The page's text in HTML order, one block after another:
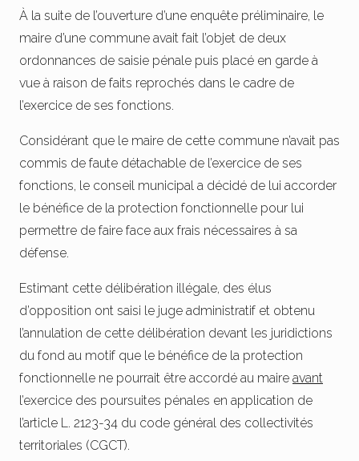
À la suite de l’ouverture d’une enquête préliminaire, le
maire d’une commune avait fait l’objet de deux
ordonnances de saisie pénale puis placé en garde à
vue à raison de faits reprochés dans le cadre de
l’exercice de ses fonctions.
Considérant que le maire de cette commune n’avait pas
commis de faute détachable de l’exercice de ses
fonctions, le conseil municipal a décidé de lui accorder
le bénéfice de la protection fonctionnelle pour lui
permettre de faire face aux frais nécessaires à sa
défense.
Estimant cette délibération illégale, des élus
d’opposition ont saisi le juge administratif et obtenu
l’annulation de cette délibération devant les juridictions
du fond au motif que le bénéfice de la protection
fonctionnelle ne pourrait être accordé au maire avant
l’exercice des poursuites pénales en application de
l’article L. 2123-34 du code général des collectivités
territoriales (CGCT).